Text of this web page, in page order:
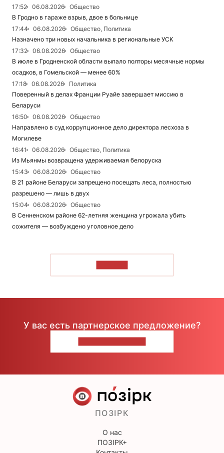
17:52
06.08.2026
Общество
В Гродно в гараже взрыв, двое в больнице
17:44
06.08.2026
Общество, Политика
Назначено три новых начальника в региональные УСК
17:32
06.08.2026
Общество
В июле в Гродненской области выпало полторы месячные нормы
осадков, в Гомельской — менее 60%
17:18
06.08.2026
Политика
Поверенный в делах Франции Руайе завершает миссию в
Беларуси
16:50
06.08.2026
Общество
Направлено в суд коррупционное дело директора лесхоза в
Могилеве
16:41
06.08.2026
Общество, Политика
Из Мьянмы возвращена удерживаемая белоруска
15:43
06.08.2026
Общество
В 21 районе Беларуси запрещено посещать леса, полностью
разрешено — лишь в двух
15:04
06.08.2026
Общество
В Сенненском районе 62-летняя женщина угрожала убить
сожителя — возбуждено уголовное дело
У вас есть партнерское предложение?
ПОЗІРК
О нас
ПОЗІРК+